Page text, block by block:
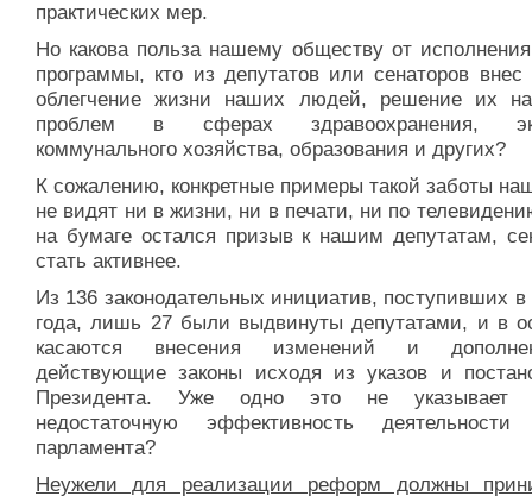
практических мер.
Но какова польза нашему обществу от
программы, кто из депутатов или сенаторов внес
облегчение жизни наших людей, решение их
проблем в сферах здравоохранения,
коммунального хозяйства, образования и других?
К сожалению, конкретные примеры такой заботы
не видят ни в жизни, ни в печати, ни по
на бумаге остался призыв к нашим депутатам,
стать активнее.
Из 136 законодательных инициатив, поступивших в
года, лишь 27 были выдвинуты депутатами, и в
касаются внесения изменений и
действующие законы исходя из указов и
Президента. Уже одно это не
недостаточную эффективность деятельности
парламента?
Неужели для реализации реформ должны